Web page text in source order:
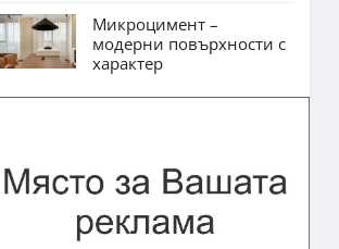
Микроцимент –
модерни повърхности с
характер